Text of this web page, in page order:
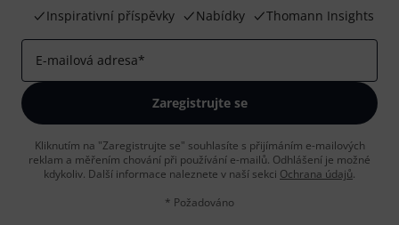
Inspirativní příspěvky
Nabídky Thomann Insights
E-mailová adresa*
Zaregistrujte se
Kliknutím na "Zaregistrujte se" souhlasíte s přijímáním e-mailových
reklam a měřením chování při používání e-mailů. Odhlášení je možné
kdykoliv. Další informace naleznete v naší sekci Ochrana údajů.
* Požadováno